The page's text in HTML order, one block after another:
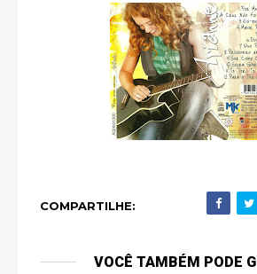
COMPARTILHE:
VOCÊ TAMBÉM PODE